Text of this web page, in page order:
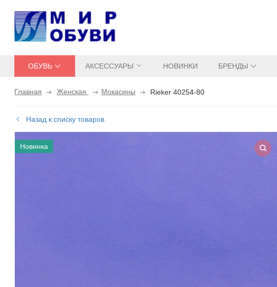
ОБУВЬ АКСЕССУАРЫ НОВИНКИ БРЕНДЫ
Главная Женская Мокасины Rieker 40254-80
Назад к списку товаров